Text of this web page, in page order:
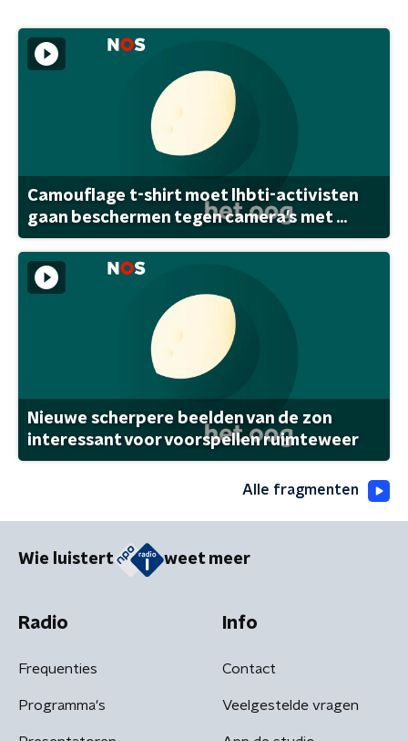
Camouflage t-shirt moet lhbti-activisten
gaan beschermen tegen camera's met ...
Nieuwe scherpere beelden van de zon
interessant voor voorspellen ruimteweer
Alle fragmenten
Wie luistert weet meer
Radio
Frequenties
Programma's
Info
Contact
Veelgestelde vragen